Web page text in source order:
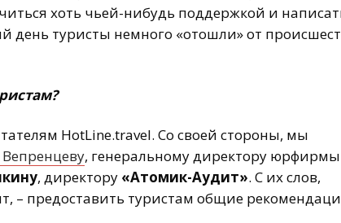
хоть чьей-нибудь поддержкой и
туристы немного «отошли» от
HotLine.travel. Cо своей стороны, мы
, генеральному директору юрфирмы
, директору «Атомик-Аудит». С их слов,
– предоставить туристам общие